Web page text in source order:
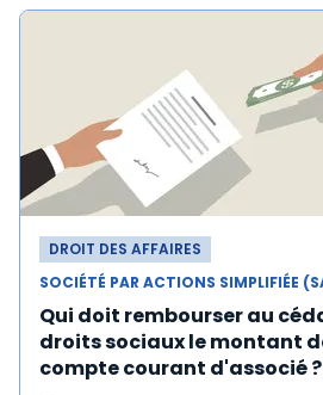
DROIT DES AFFAIRES
SOCIÉTÉ PAR ACTIONS SIMPLIFIÉE
Qui doit rembourser au
droits sociaux le montant
compte courant d'associé ?